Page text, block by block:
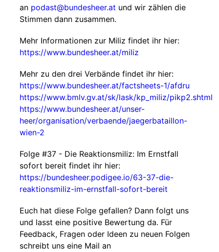
an podast@bundesheer.at und wir zählen die
Stimmen dann zusammen.
Mehr Informationen zur Miliz findet ihr hier:
https://www.bundesheer.at/miliz
Mehr zu den drei Verbände findet ihr hier:
https://www.bundesheer.at/factsheets-1/afdru
https://www.bmlv.gv.at/sk/lask/kp_miliz/pikp2.shtml
https://www.bundesheer.at/unser-
heer/organisation/verbaende/jaegerbataillon-
wien-2
Folge #37 - Die Reaktionsmiliz: Im Ernstfall
sofort bereit findet ihr hier:
https://bundesheer.podigee.io/63-37-die-
reaktionsmiliz-im-ernstfall-sofort-bereit
Euch hat diese Folge gefallen? Dann folgt uns
und lasst eine positive Bewertung da. Für
Feedback, Fragen oder Ideen zu neuen Folgen
schreibt uns eine Mail an